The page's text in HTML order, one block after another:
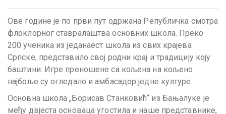
Ове године је по први пут одржана Републичка смотра
флоклорног ставралаштва oсновних школа. Преко
200 ученика из једанаест школа из свих крајева
Српске, представило свој родни крај и традицију коју
баштини. Игре преношене са кољена на кољено
најбоље су огледало и амбасадор једне културе.
Основна школа „Борисав Станковић“ из Бањалуке је
међу двјеста основаца угостила и наше представнике,